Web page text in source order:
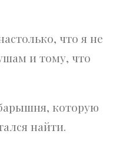
что я не
и тому, что
которую
найти.